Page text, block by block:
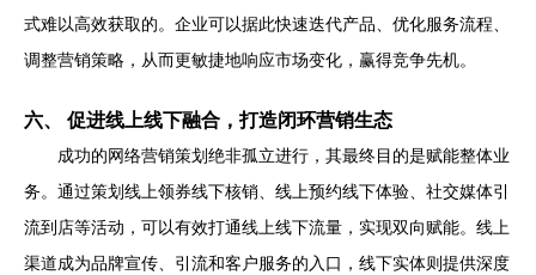
式难以高效获取的。企业可以据此快速迭代产品、优化服务流程、
调整营销策略，从而更敏捷地响应市场变化，赢得竞争先机。
六、 促进线上线下融合，打造闭环营销生态
成功的网络营销策划绝非孤立进行，其最终目的是赋能整体业
务。通过策划线上领券线下核销、线上预约线下体验、社交媒体引
流到店等活动，可以有效打通线上线下流量，实现双向赋能。线上
渠道成为品牌宣传、引流和客户服务的入口，线下实体则提供深度